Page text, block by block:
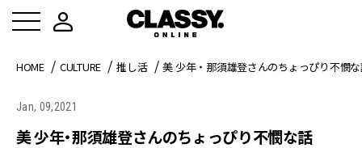
HOME CULTURE 推し活 美 少年・那須雄登さんのちょっぴり不憫
Jan, 09,2021
美 少年・那須雄登さんのちょっぴり不憫な話